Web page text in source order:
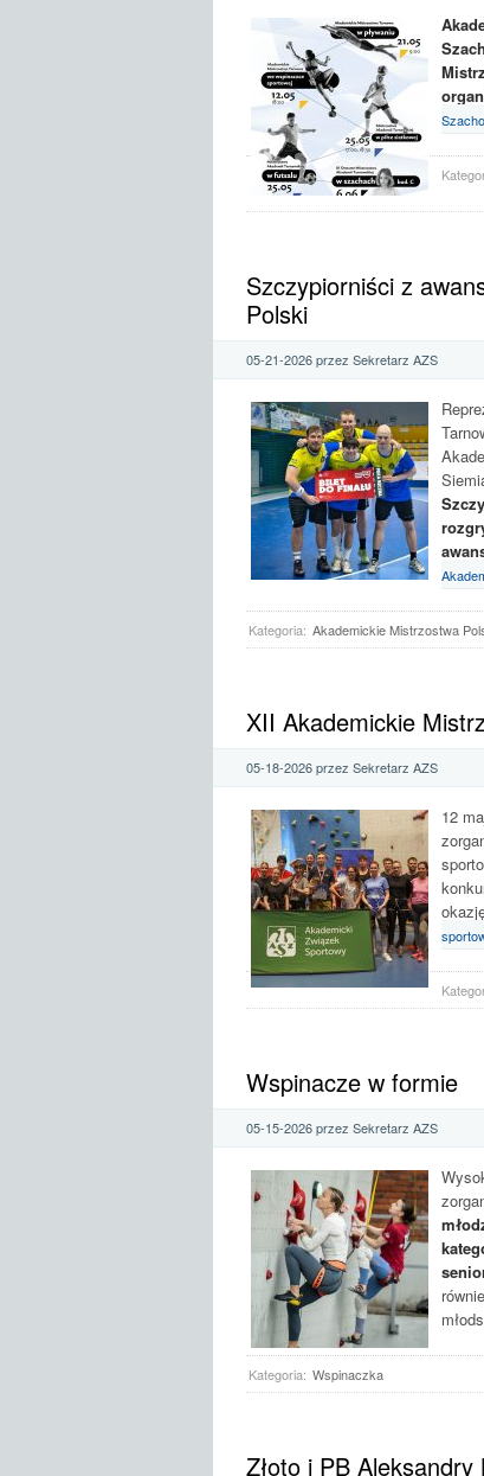
Szczypiorniści z
Polski
05-21-2026 przez Sekretarz AZS
Kategoria: Akademickie Mistrzostwa
XII Akademickie
05-18-2026 przez Sekretarz AZS
12
Wspinacze w formie
05-15-2026 przez Sekretarz AZS
Kategoria: Wspinaczka
Złoto i PB